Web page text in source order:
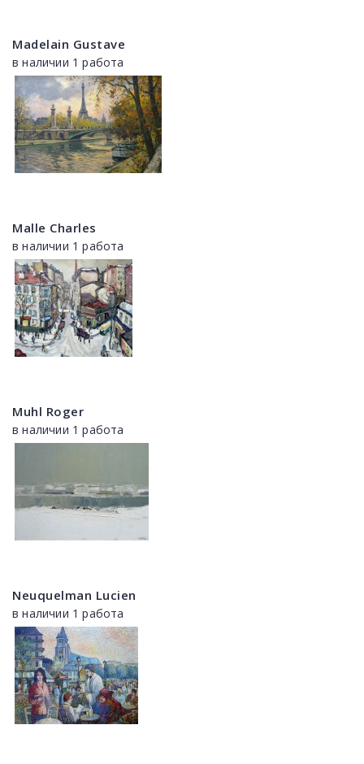
Madelain Gustave
в наличии 1 работа
Malle Charles
в наличии 1 работа
Muhl Roger
в наличии 1 работа
Neuquelman Lucien
в наличии 1 работа